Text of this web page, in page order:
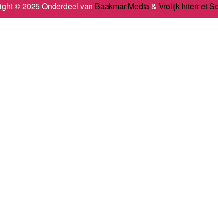
© 2025 Onderdeel van BaakmanMedia& Vrolijk Internet